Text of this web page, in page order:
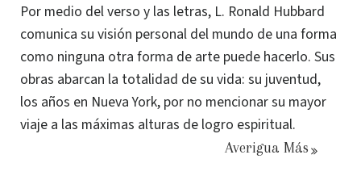
Por medio del verso y las letras, L. Ronald Hubbard
comunica su visión personal del mundo de una forma
como ninguna otra forma de arte puede hacerlo. Sus
obras abarcan la totalidad de su vida: su juventud,
los años en Nueva York, por no mencionar su mayor
viaje a las máximas alturas de logro espiritual.
Averigua Más